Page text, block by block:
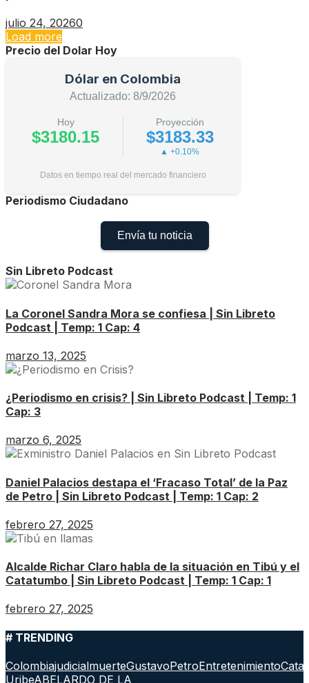
julio 24, 20260
Load more
Precio del Dolar Hoy
Dólar en Colombia
Actualizado: 8/9/2026
Hoy
$3180.15
Proyección
$3183.33
▲ +0.10%
Datos en tiempo real del mercado financiero
Periodismo Ciudadano
Envía tu noticia
Sin Libreto Podcast
La Coronel Sandra Mora se confiesa | Sin Libreto
Podcast | Temp: 1 Cap: 4
marzo 13, 2025
¿Periodismo en crisis? | Sin Libreto Podcast | Temp: 1
Cap: 3
marzo 6, 2025
Daniel Palacios destapa el ‘Fracaso Total’ de la Paz
de Petro | Sin Libreto Podcast | Temp: 1 Cap: 2
febrero 27, 2025
Alcalde Richar Claro habla de la situación en Tibú y el
Catatumbo | Sin Libreto Podcast | Temp: 1 Cap: 1
febrero 27, 2025
# TRENDING
ColombiajudicialmuerteGustavoPetroEntretenimiento
UribeABELARDO DE LA